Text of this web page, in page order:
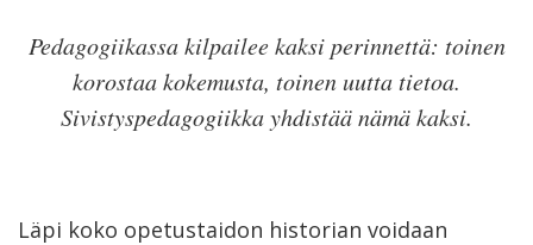
Pedagogiikassa kilpailee kaksi perinnettä: toinen
korostaa kokemusta, toinen uutta tietoa.
Sivistyspedagogiikka yhdistää nämä kaksi.
Läpi koko opetustaidon historian voidaan